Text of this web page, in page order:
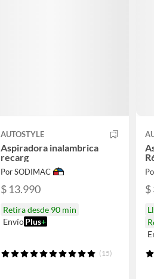
AUTOSTYLE
Aspiradora inalambrica
recarg
Por SODIMAC
$ 13.990
Retira desde 90 min
EnvíoPlus+
(15)
$